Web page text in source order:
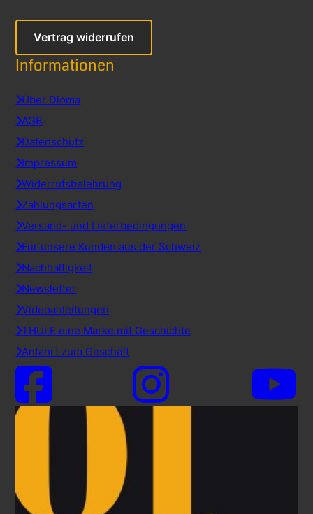
Vertrag widerrufen
Informationen
Über Dioma
AGB
Datenschutz
Impressum
Widerrufsbelehrung
Zahlungsarten
Versand- und Lieferbedingungen
Für unsere Kunden aus der Schweiz
Nachhaltigkeit
Newsletter
Videoanleitungen
THULE eine Marke mit Geschichte
Anfahrt zum Geschäft